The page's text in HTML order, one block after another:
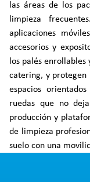
las áreas de los
limpieza
aplicaciones
accesorios y
los palés
catering, y protegen
espacios
ruedas que no
producción y
de limpieza
suelo con una